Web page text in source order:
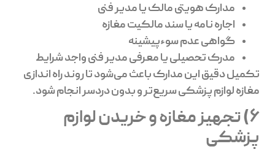
مدارک هویتی مالک یا مدیر فنی
اجاره نامه یا سند مالکیت مغازه
گواهی عدم سوءپیشینه
مدرک تحصیلی یا معرفی مدیر فنی واجد شرایط
تکمیل دقیق این مدارک باعث می‌شود تا روند راه اندازی
مغازه لوازم پزشکی سریع‌تر و بدون دردسر انجام شود.
6) تجهیز مغازه و خریدن لوازم
پزشکی